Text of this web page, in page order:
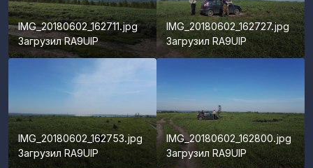
IMG_20180602_162711.jpg
ЗагрузилRA9UIP
IMG_20180602_162727.jpg
ЗагрузилRA9UIP
IMG_20180602_162753.jpg
ЗагрузилRA9UIP
IMG_20180602_162800.jpg
ЗагрузилRA9UIP